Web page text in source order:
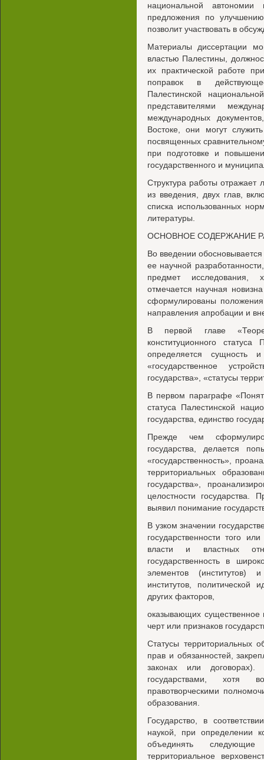
национальной автономии
предложения по
позволит участвовать в
Материалы диссертации
властью Палестины,
их практической работе
поправок в действующее
Палестинской
представителями
международных
Востоке, они могут
посвященных
при подготовке и
государственного и
Структура работы отражает
из введения, двух глав,
списка использованных
литературы.
ОСНОВНОЕ СОДЕРЖАНИЕ
Во введении
ее научной
предмет исследования,
отмечается научная
сформулированы
направления апробации и
В первой главе
конституционного
определяется сущность и
«государственное
государства», «статусы
В первом параграфе
статуса Палестинской
государства, единство
Прежде чем
государства, делается
«государственность»,
территориальных
государства»,
целостности государства.
выявил понимание
В узком значении
государственности того
власти и властных
государственность в
элементов (институтов)
институтов, политической
других факторов,
оказывающих
черт или признаков
Статусы территориальных
прав и обязанностей,
законах или
государствами, хотя
правотворческими
образования.
Государство, в
наукой, при определении
объединять следующие
территориальное